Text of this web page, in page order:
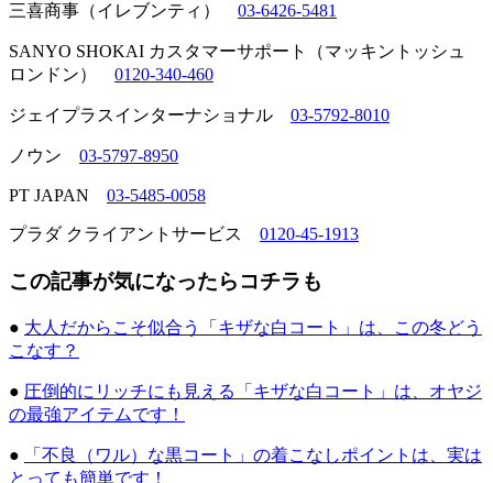
三喜商事（イレブンティ） 03-6426-5481
SANYO SHOKAI カスタマーサポート（マッキントッシュ
ロンドン） 0120-340-460
ジェイプラスインターナショナル 03-5792-8010
ノウン 03-5797-8950
PT JAPAN 03-5485-0058
プラダ クライアントサービス 0120-45-1913
この記事が気になったらコチラも
● 大人だからこそ似合う「キザな白コート」は、この冬どう
こなす？
● 圧倒的にリッチにも見える「キザな白コート」は、オヤジ
の最強アイテムです！
●
「不良（ワル）な黒コート」の着こなしポイントは、実は
とっても簡単です！